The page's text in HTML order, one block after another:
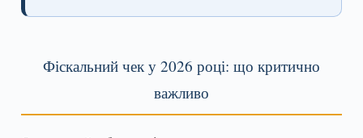
Фіскальний чек у 2026 році: що критично
важливо